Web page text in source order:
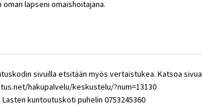
oman lapseni omaishoitajana.
sivuilla etsitään myös vertaistukea. Katsoa sivua
hakupalvelu/keskustelu/?num=13130
kuntoutuskoti puhelin 0753245360